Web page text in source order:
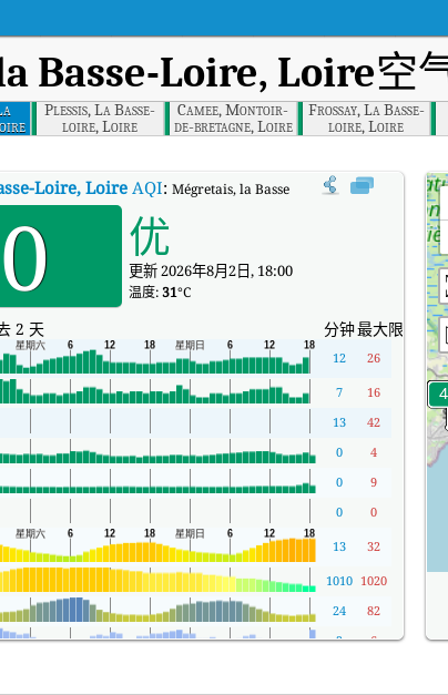
Basse-Loire, Loire空
Plessis, La Basse-
loire, Loire
Camee, Montoir-
de-bretagne, Loire
Frossay, La Basse-
loire, Loire
Loire, LoireAQI: Mégretais, la Basse-Loire, Loire实时空气质
优
更新 2026年8月2日, 18:00
温度:31°C
2 天 分钟最大限度
12 26
7 16
13 42
0 4
0 9
0 0
13 32
1010 1020
24 82
2 6